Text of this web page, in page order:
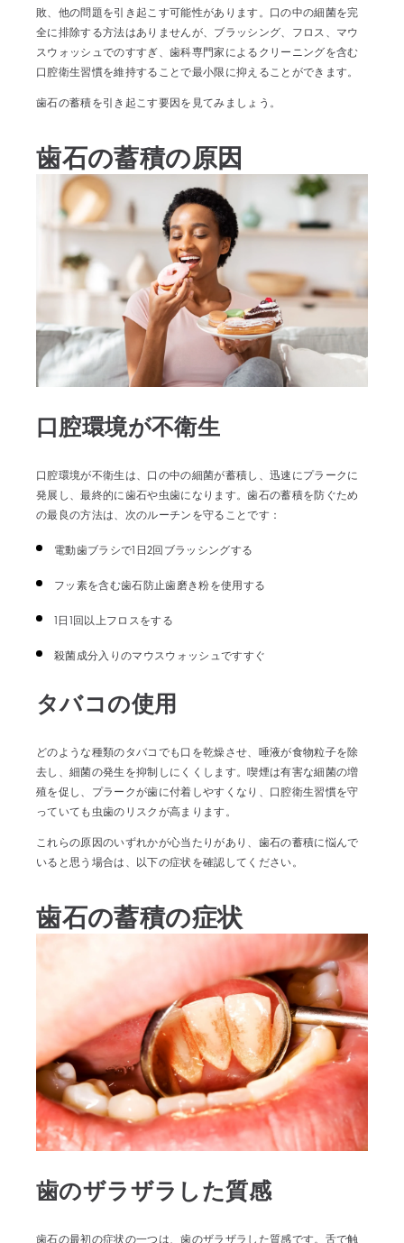
敗、他の問題を引き起こす可能性があります。口の中の細菌を完
全に排除する方法はありませんが、ブラッシング、フロス、マウ
スウォッシュでのすすぎ、歯科専門家によるクリーニングを含む
口腔衛生習慣を維持することで最小限に抑えることができます。
歯石の蓄積を引き起こす要因を見てみましょう。
歯石の蓄積の原因
口腔環境が不衛生
口腔環境が不衛生は、口の中の細菌が蓄積し、迅速にプラークに
発展し、最終的に歯石や虫歯になります。歯石の蓄積を防ぐため
の最良の方法は、次のルーチンを守ることです：
電動歯ブラシで1日2回ブラッシングする
フッ素を含む歯石防止歯磨き粉を使用する
1日1回以上フロスをする
殺菌成分入りのマウスウォッシュですすぐ
タバコの使用
どのような種類のタバコでも口を乾燥させ、唾液が食物粒子を除
去し、細菌の発生を抑制しにくくします。喫煙は有害な細菌の増
殖を促し、プラークが歯に付着しやすくなり、口腔衛生習慣を守
っていても虫歯のリスクが高まります。
これらの原因のいずれかが心当たりがあり、歯石の蓄積に悩んで
いると思う場合は、以下の症状を確認してください。
歯石の蓄積の症状
歯のザラザラした質感
歯石の最初の症状の一つは、歯のザラザラした質感です。舌で触